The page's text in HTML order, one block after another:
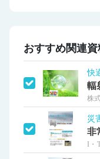
おすすめ関連資
輻
株
非
I